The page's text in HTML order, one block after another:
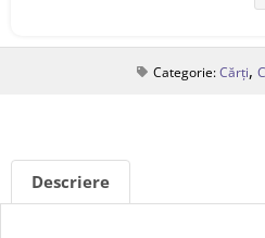
Categorie:Cărți,
Descriere